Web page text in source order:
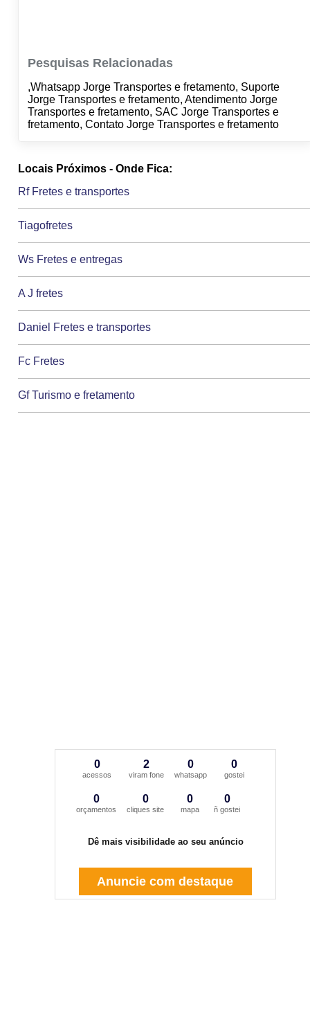
Pesquisas Relacionadas
,Whatsapp Jorge Transportes e fretamento, Suporte
Jorge Transportes e fretamento, Atendimento Jorge
Transportes e fretamento, SAC Jorge Transportes e
fretamento, Contato Jorge Transportes e fretamento
Locais Próximos - Onde Fica:
Rf Fretes e transportes
Tiagofretes
Ws Fretes e entregas
A J fretes
Daniel Fretes e transportes
Fc Fretes
Gf Turismo e fretamento
0
acessos
2
viram fone
0
whatsapp
0
gostei
0
orçamentos
0
cliques site
0
mapa
0
ñ gostei
Dê mais visibilidade ao seu anúncio
Anuncie com destaque